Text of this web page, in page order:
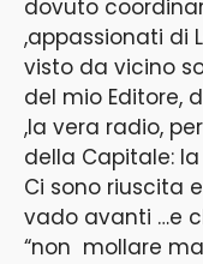
dovuto
,appassionati di
visto da vicino
del mio Editore,
,la vera radio,
della Capitale: la
Ci sono riuscita
vado avanti …e
“non mollare